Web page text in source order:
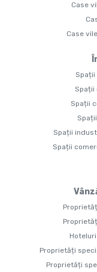
Case
Case
Spații
Spații
Spații
Spații
Spații
Proprietăți
Proprietăți